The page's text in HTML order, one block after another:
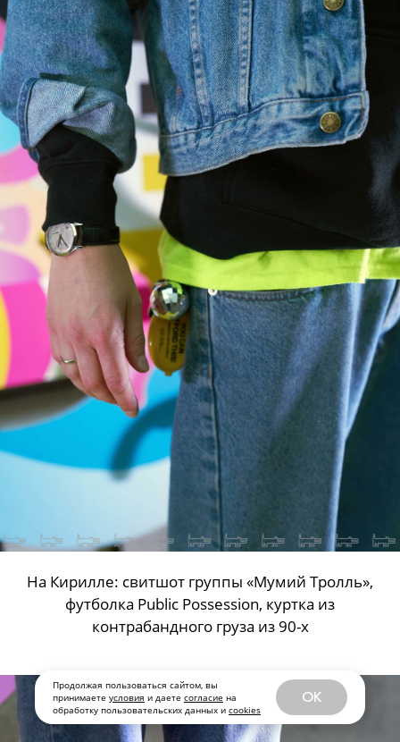
Продолжая пользоваться сайтом, вы
принимаете условия и даете согласие на
обработку пользовательских данных и cookies
OK
На Кирилле: свитшот группы «Мумий Тролль»,
футболка Public Possession, куртка из
контрабандного груза из 90-х